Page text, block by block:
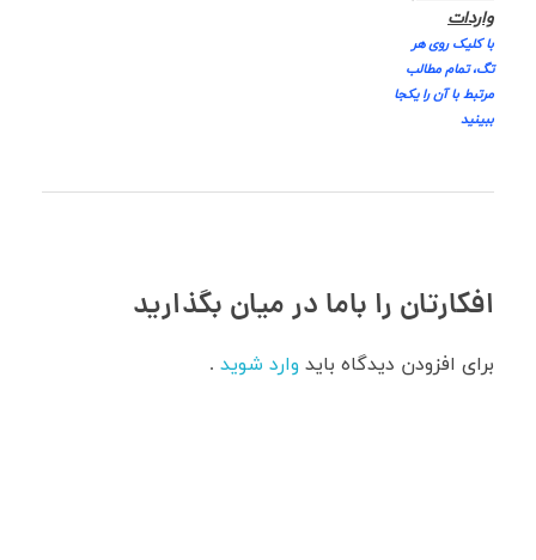
واردات
با کلیک روی هر
تگ، تمام مطالب
مرتبط با آن را یکجا
ببینید
افکارتان را باما در میان بگذارید
برای افزودن دیدگاه باید وارد شوید .